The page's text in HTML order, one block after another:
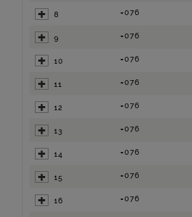
8 =076
9 =076
10 =076
11 =076
12 =076
13 =076
14 =076
15 =076
16 =076